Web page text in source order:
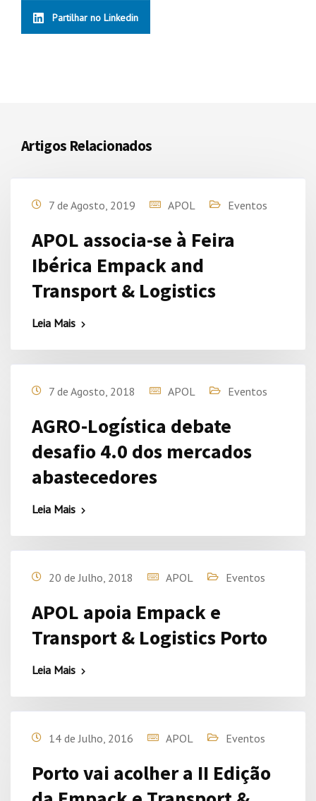
Partilhar no Linkedin
Artigos Relacionados
7 de Agosto, 2019 APOL Eventos
APOL associa-se à Feira
Ibérica Empack and
Transport & Logistics
Leia Mais
7 de Agosto, 2018 APOL Eventos
AGRO-Logística debate
desafio 4.0 dos mercados
abastecedores
Leia Mais
20 de Julho, 2018 APOL Eventos
APOL apoia Empack e
Transport & Logistics Porto
Leia Mais
14 de Julho, 2016 APOL Eventos
Porto vai acolher a II Edição